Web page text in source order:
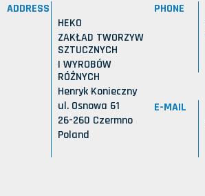
ADDRESS
HEKO
ZAKŁAD TWORZYW
SZTUCZNYCH
I WYROBÓW
RÓŻNYCH
Henryk Konieczny
ul. Osnowa 61
26-260 Czermno
Poland
PHONE
E-MAIL